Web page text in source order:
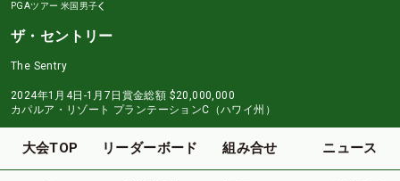
PGAツアー 米国男子
ザ・セントリー
The Sentry
2024年1月4日-1月7日 賞金総額 $20,000,000
カパルア・リゾート プランテーションC（ハワイ州）
大会TOP リーダーボード 組み合せ ニュース